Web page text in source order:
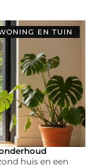
EN TUIN
huis en een